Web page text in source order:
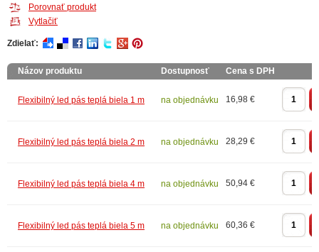
Porovnať produkt
Vytlačiť
Zdielať:
Názov produktu Dostupnosť Cena s DPH
Flexibilný led pás teplá biela 1 m na objednávku 16,98 €
Flexibilný led pás teplá biela 2 m na objednávku 28,29 €
Flexibilný led pás teplá biela 4 m na objednávku 50,94 €
Flexibilný led pás teplá biela 5 m na objednávku 60,36 €